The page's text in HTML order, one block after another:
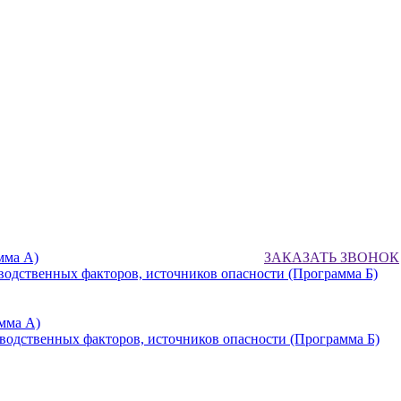
А)
факторов, источников опасности (Программа Б)
ЗАКАЗАТЬ ЗВОНОК
А)
факторов, источников опасности (Программа Б)